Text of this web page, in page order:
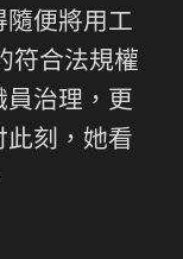
隨便將用工
符合法規權
員治理，更
此刻，她看